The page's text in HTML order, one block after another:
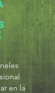
en la